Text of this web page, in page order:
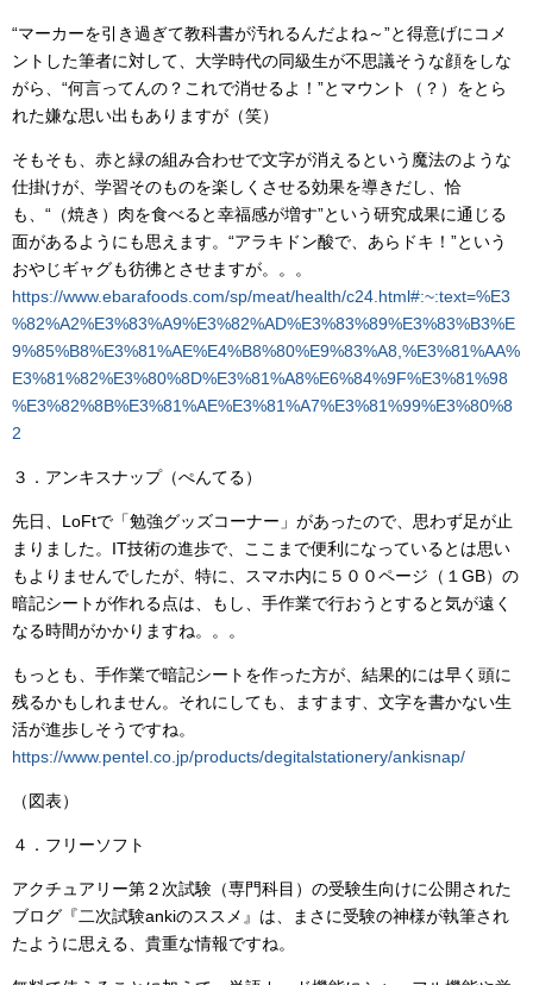
“マーカーを引き過ぎて教科書が汚れるんだよね～”と得意げにコメ
ントした筆者に対して、大学時代の同級生が不思議そうな顔をしな
がら、“何言ってんの？これで消せるよ！”とマウント（？）をとら
れた嫌な思い出もありますが（笑）
そもそも、赤と緑の組み合わせで文字が消えるという魔法のような
仕掛けが、学習そのものを楽しくさせる効果を導きだし、恰
も、“（焼き）肉を食べると幸福感が増す”という研究成果に通じる
面があるようにも思えます。“アラキドン酸で、あらドキ！”という
おやじギャグも彷彿とさせますが。。。
https://www.ebarafoods.com/sp/meat/health/c24.html#:~:text=%E3
%82%A2%E3%83%A9%E3%82%AD%E3%83%89%E3%83%B3%E
9%85%B8%E3%81%AE%E4%B8%80%E9%83%A8,%E3%81%AA%
E3%81%82%E3%80%8D%E3%81%A8%E6%84%9F%E3%81%98
%E3%82%8B%E3%81%AE%E3%81%A7%E3%81%99%E3%80%8
2
３．アンキスナップ（ぺんてる）
先日、LoFtで「勉強グッズコーナー」があったので、思わず足が止
まりました。IT技術の進歩で、ここまで便利になっているとは思い
もよりませんでしたが、特に、スマホ内に５００ページ（１GB）の
暗記シートが作れる点は、もし、手作業で行おうとすると気が遠く
なる時間がかかりますね。。。
もっとも、手作業で暗記シートを作った方が、結果的には早く頭に
残るかもしれません。それにしても、ますます、文字を書かない生
活が進歩しそうですね。
https://www.pentel.co.jp/products/degitalstationery/ankisnap/
（図表）
４．フリーソフト
アクチュアリー第２次試験（専門科目）の受験生向けに公開された
ブログ『二次試験ankiのススメ』は、まさに受験の神様が執筆され
たように思える、貴重な情報ですね。